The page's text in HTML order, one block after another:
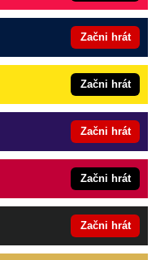
Začni hrát
Začni hrát
Začni hrát
Začni hrát
Začni hrát